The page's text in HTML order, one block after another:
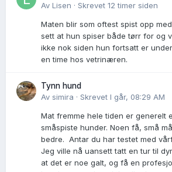
Av Lisen · Skrevet 12 timer siden
Maten blir som oftest spist opp
sett at hun spiser både tørr for og
ikke nok siden hun fortsatt er
en time hos vetrinæren.
Tynn hund
Av simira · Skrevet I går, 08:29 AM
Mat fremme hele tiden er generelt
småspiste hunder. Noen få, små
bedre. Antar du har testet med
Jeg ville nå uansett tatt en tur til
at det er noe galt, og få en